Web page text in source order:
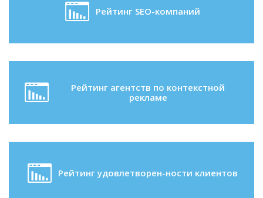
Рейтинг SEO-компаний
Рейтинг агентств по контекстной
рекламе
Рейтинг удовлетворен-ности клиентов